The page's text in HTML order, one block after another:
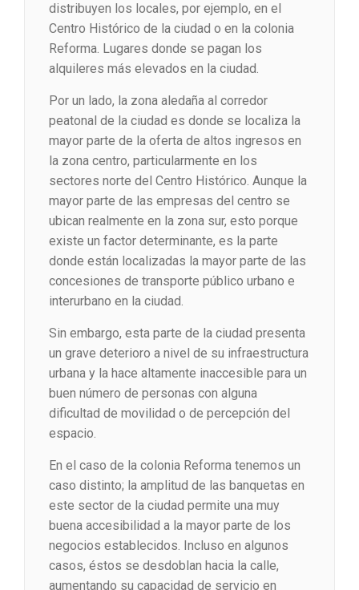
distribuyen los locales, por ejemplo, en el
Centro Histórico de la ciudad o en la colonia
Reforma. Lugares donde se pagan los
alquileres más elevados en la ciudad.
Por un lado, la zona aledaña al corredor
peatonal de la ciudad es donde se localiza la
mayor parte de la oferta de altos ingresos en
la zona centro, particularmente en los
sectores norte del Centro Histórico. Aunque la
mayor parte de las empresas del centro se
ubican realmente en la zona sur, esto porque
existe un factor determinante, es la parte
donde están localizadas la mayor parte de las
concesiones de transporte público urbano e
interurbano en la ciudad.
Sin embargo, esta parte de la ciudad presenta
un grave deterioro a nivel de su infraestructura
urbana y la hace altamente inaccesible para un
buen número de personas con alguna
dificultad de movilidad o de percepción del
espacio.
En el caso de la colonia Reforma tenemos un
caso distinto; la amplitud de las banquetas en
este sector de la ciudad permite una muy
buena accesibilidad a la mayor parte de los
negocios establecidos. Incluso en algunos
casos, éstos se desdoblan hacia la calle,
aumentando su capacidad de servicio en